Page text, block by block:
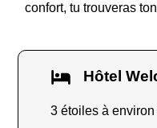
confort, tu trouveras
Hôtel
3 étoiles à